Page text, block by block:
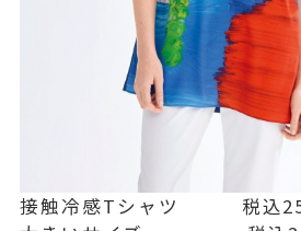
接触冷感Tシャツ 税込